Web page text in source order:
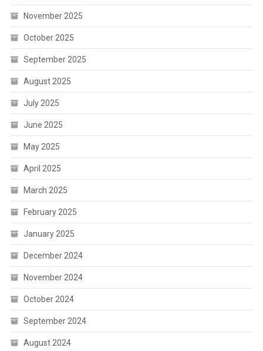
November 2025
October 2025
September 2025
August 2025
July 2025
June 2025
May 2025
April 2025
March 2025
February 2025
January 2025
December 2024
November 2024
October 2024
September 2024
August 2024